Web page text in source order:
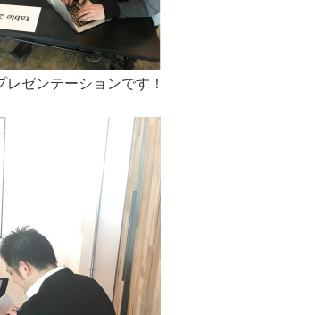
ゼンテーションです！